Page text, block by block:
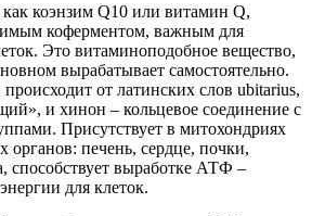
коэнзим Q10 или витамин Q,
коферментом, важным для
Это витаминоподобное вещество,
вырабатывает самостоятельно.
от латинских слов ubitarius,
и хинон – кольцевое соединение с
Присутствует в митохондриях
печень, сердце, почки,
способствует выработке АТФ –
для клеток.